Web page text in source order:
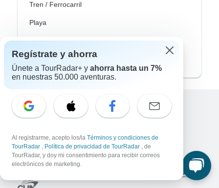
Tren / Ferrocarril
Playa
Familia
Private
Excellent
Asociado a
Regístrate y ahorra
Únete a TourRadar+ y ahorra hasta un 7%
en nuestras 50.000 aventuras.
Al registrarme, acepto los/la Términos y condiciones de
TourRadar , Política de privacidad de TourRadar , de
TourRadar, y doy mi consentimiento para recibir correos
electrónicos de marketing.